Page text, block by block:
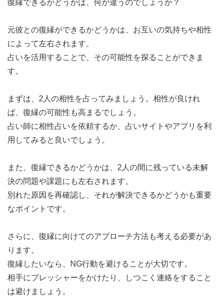
復縁できるかどうかは、何が違うのでしょうか？
元彼との復縁ができるかどうかは、お互いの気持ちや相性
によって左右されます。
占いを活用することで、その可能性を探ることができま
す。
まずは、2人の相性を占ってみましょう。相性が良けれ
ば、復縁の可能性も高まるでしょう。
占い師に相性占いを依頼するか、占いサイトやアプリを利
用してみると良いでしょう。
また、復縁できるかどうかは、2人の間に残っている未解
決の問題や課題にも左右されます。
別れた原因を再確認し、それが解決できるかどうかも重要
なポイントです。
さらに、復縁に向けてのアプローチ方法も考える必要があ
ります。
復縁したいなら、NG行動を避けることが大切です。
相手にプレッシャーをかけたり、しつこく連絡をすること
は避けましょう。